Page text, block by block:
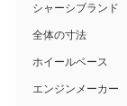
シャーシブランド
全体の寸法
ホイールベース
エンジンメーカー